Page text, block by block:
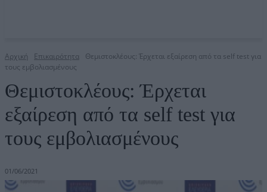
Αρχική Επικαιρότητα
Θεμιστοκλέους: Έρχεται εξαίρεση από τα self test για
τους εμβολιασμένους
Θεμιστοκλέους: Έρχεται
εξαίρεση από τα self test για
τους εμβολιασμένους
01/06/2021